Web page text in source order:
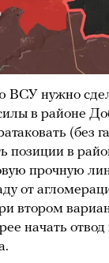
ВСУ нужно
в районе
(без
позиции в
прочную
от
втором
начать отвод